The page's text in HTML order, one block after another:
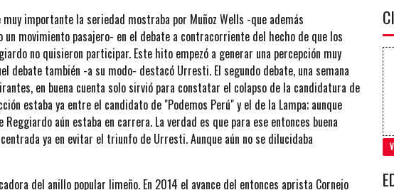
importante la seriedad mostraba por Muñoz Wells -que además
movimiento pasajero- en el debate a contracorriente del hecho de que los
no quisieron participar. Este hito empezó a generar una percepción muy
debate también -a su modo- destacó Urresti. El segundo debate, una semana
en buena cuenta solo sirvió para constatar el colapso de la candidatura de
estaba ya entre el candidato de "Podemos Perú" y el de la Lampa; aunque
aún estaba en carrera. La verdad es que para ese entonces buena
ya en evitar el triunfo de Urresti. Aunque aún no se dilucidaba
del anillo popular limeño. En 2014 el avance del entonces aprista Cornejo